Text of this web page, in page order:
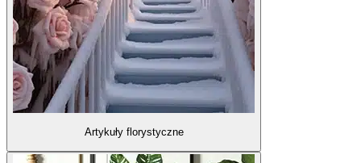
Artykuły florystyczne